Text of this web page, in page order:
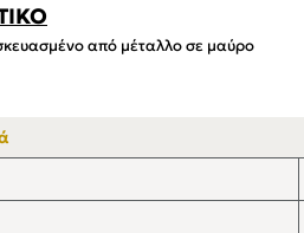
από μέταλλο σε μαύρο